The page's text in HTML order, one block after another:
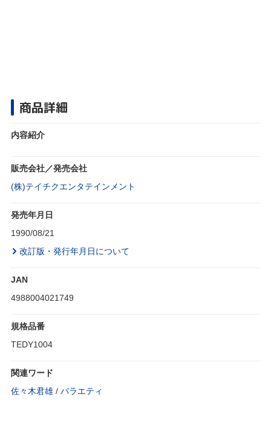
商品詳細
内容紹介
販売会社／発売会社
(株)テイチクエンタテインメント
発売年月日
1990/08/21
改訂版・発行年月日について
JAN
4988004021749
規格品番
TEDY1004
関連ワード
佐々木君雄 / バラエティ